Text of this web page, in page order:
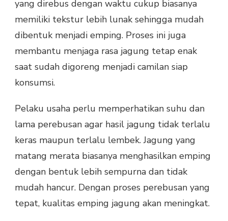
yang direbus dengan waktu cukup biasanya
memiliki tekstur lebih lunak sehingga mudah
dibentuk menjadi emping. Proses ini juga
membantu menjaga rasa jagung tetap enak
saat sudah digoreng menjadi camilan siap
konsumsi.
Pelaku usaha perlu memperhatikan suhu dan
lama perebusan agar hasil jagung tidak terlalu
keras maupun terlalu lembek. Jagung yang
matang merata biasanya menghasilkan emping
dengan bentuk lebih sempurna dan tidak
mudah hancur. Dengan proses perebusan yang
tepat, kualitas emping jagung akan meningkat.